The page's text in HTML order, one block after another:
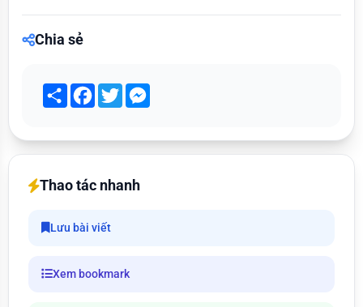
Chia sẻ
Share Facebook
Twitter
Thao tác nhanh
Lưu bài viết
Xem bookmark